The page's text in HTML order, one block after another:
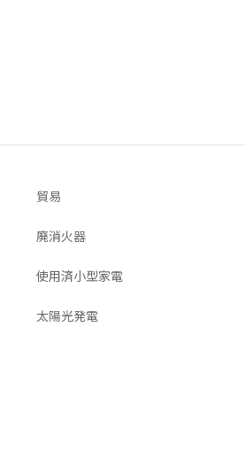
貿易
廃消火器
使用済小型家電
太陽光発電